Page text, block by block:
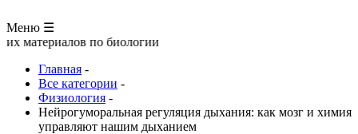
Меню ☰
по биологии
Главная -
Все категории -
Физиология -
Нейрогуморальная регуляция дыхания: как мозг и химия
управляют нашим дыханием